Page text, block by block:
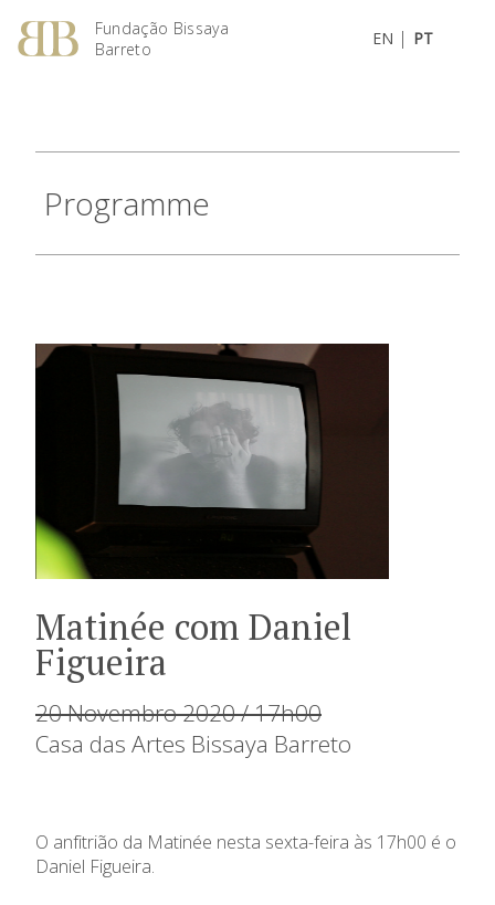
Fundação Bissaya
Barreto
EN | PT
Programme
Matinée com Daniel
Figueira
20 Novembro 2020 / 17h00
Casa das Artes Bissaya Barreto
O anfitrião da Matinée nesta sexta-feira às 17h00 é o
Daniel Figueira.